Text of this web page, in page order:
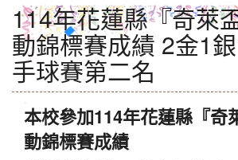
114年花蓮縣『奇萊
動錦標賽成績 2金1
手球賽第二名
本校參加114年花蓮縣『奇
動錦標賽成績